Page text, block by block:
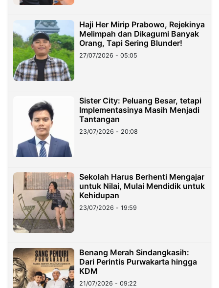
Haji Her Mirip Prabowo, Rejekinya
Melimpah dan Dikagumi Banyak
Orang, Tapi Sering Blunder!
27/07/2026 - 05:05
Sister City: Peluang Besar, tetapi
Implementasinya Masih Menjadi
Tantangan
23/07/2026 - 20:08
Sekolah Harus Berhenti Mengajar
untuk Nilai, Mulai Mendidik untuk
Kehidupan
23/07/2026 - 19:59
Benang Merah Sindangkasih:
Dari Perintis Purwakarta hingga
KDM
21/07/2026 - 09:22